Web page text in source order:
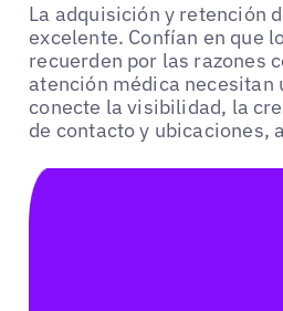
La adquisición y retención
excelente. Confían en que
recuerden por las razones
atención médica
conecte la visibilidad, la
de contacto y ubicaciones,